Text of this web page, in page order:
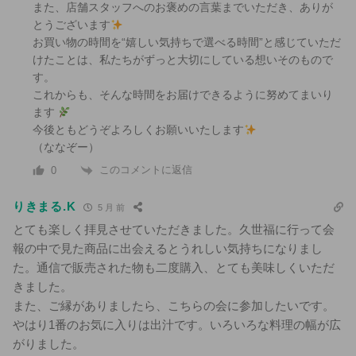
また、店舗スタッフへのお褒めの言葉までいただき、ありが
とうございます
お買い物の時間を“嬉しい気持ちで選べる時間”と感じていただ
けたことは、私たちがずっと大切にしている想いそのもので
す。
これからも、そんな時間をお届けできるように努めてまいり
ます
今後ともどうぞよろしくお願いいたします
（ななぞー）
0 このコメントに返信
りきまる.K 5 月 前
とても楽しく拝見させていただきました。久世福に行って会
報の中で見た商品に出会えるとうれしい気持ちになりまし
た。通信で販売された物も二度購入、とても美味しくいただ
きました。
また、ご縁がありましたら、こちらの会に参加したいです。
やはり1番のお気に入りは出汁です。いろいろな料理の幅が広
がりました。